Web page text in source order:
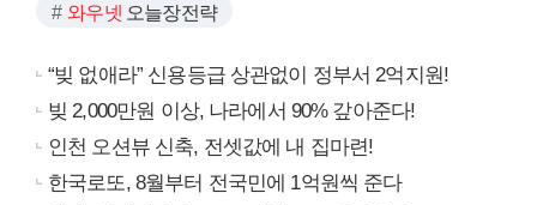
와우넷 오늘장전략
“빚 없애라” 신용등급 상관없이 정부서 2억지원!
빚 2,000만원 이상, 나라에서 90% 갚아준다!
인천 오션뷰 신축, 전셋값에 내 집마련!
한국로또, 8월부터 전국민에 1억원씩 준다